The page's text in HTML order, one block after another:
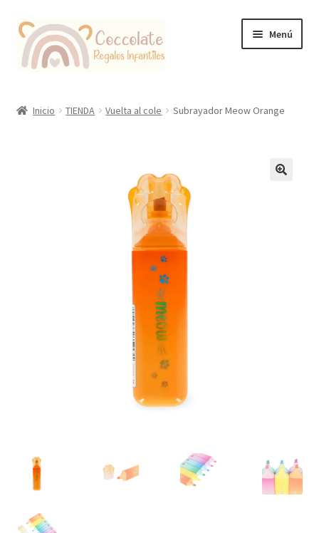
Ir
la
Ir
contenido
Menú
Inicio TIENDA Vuelta al cole Subrayador Meow Orange